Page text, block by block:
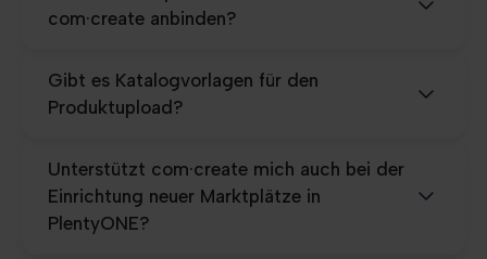
com·create anbinden?
Gibt es Katalogvorlagen für den
Produktupload?
Unterstützt com·create mich auch bei der
Einrichtung neuer Marktplätze in
PlentyONE?